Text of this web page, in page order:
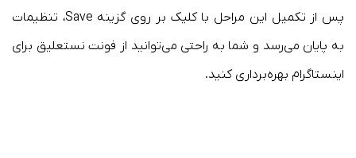
پس از تکمیل این مراحل با کلیک بر روی گزینه Save، تنظیمات
به پایان می‌رسد و شما به راحتی می‌توانید از فونت نستعلیق برای
اینستاگرام بهره‌برداری کنید.